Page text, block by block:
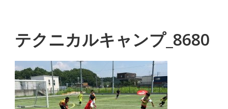
テクニカルキャンプ_8680